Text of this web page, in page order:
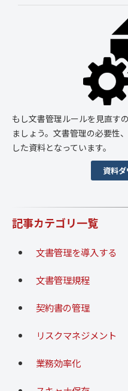
もし文書管理ルールを見直す
ましょう。文書管理の必要性
した資料となっています。
資料
記事カテゴリ一覧
文書管理を導入する
文書管理規程
契約書の管理
リスクマネジメント
業務効率化